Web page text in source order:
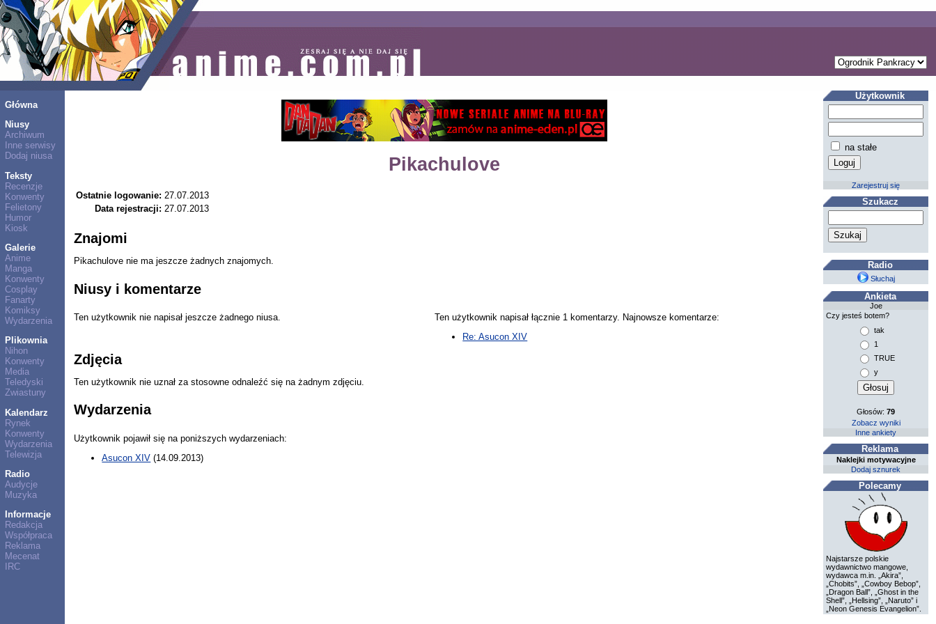
Główna
Niusy
Archiwum
Inne serwisy
Dodaj niusa
Teksty
Recenzje
Konwenty
Felietony
Humor
Kiosk
Galerie
Anime
Manga
Konwenty
Cosplay
Fanarty
Komiksy
Wydarzenia
Plikownia
Nihon
Konwenty
Media
Teledyski
Zwiastuny
Kalendarz
Rynek
Konwenty
Wydarzenia
Telewizja
Radio
Audycje
Muzyka
Informacje
Redakcja
Współpraca
Reklama
Mecenat
IRC
Pikachulove
Ostatnie logowanie: 27.07.2013
Data rejestracji: 27.07.2013
Znajomi
Pikachulove nie ma jeszcze żadnych znajomych.
Niusy i komentarze
Ten użytkownik nie napisał jeszcze żadnego niusa.
Ten użytkownik napisał łącznie 1 komentarzy. Najnowsze komentarze:
Re: Asucon XIV
Zdjęcia
Ten użytkownik nie uznał za stosowne odnaleźć się na żadnym zdjęciu.
Wydarzenia
Użytkownik pojawił się na poniższych wydarzeniach:
Asucon XIV (14.09.2013)
Użytkownik
na stałe
Zarejestruj się
Szukacz
Radio
Słuchaj
Ankieta
Joe
Czy jesteś botem?
tak
1
TRUE
y
Głosów:79
Zobacz wyniki
Inne ankiety
Reklama
Naklejki motywacyjne
Dodaj sznurek
Polecamy
Najstarsze polskie
wydawnictwo mangowe,
wydawca m.in. „Akira”,
„Chobits”, „Cowboy Bebop”,
„Dragon Ball”, „Ghost in the
Shell”, „Hellsing”, „Naruto” i
„Neon Genesis Evangelion”.